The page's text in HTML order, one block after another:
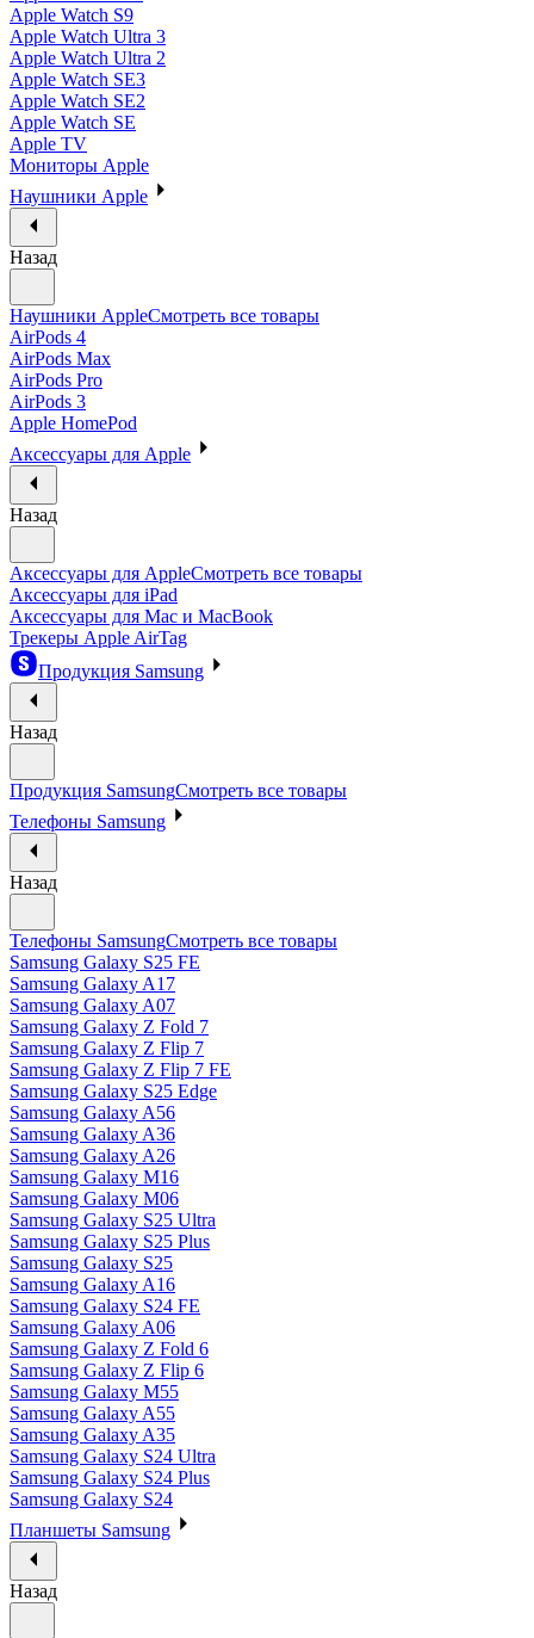
Apple Watch S9
Apple Watch Ultra 3
Apple Watch Ultra 2
Apple Watch SE3
Apple Watch SE2
Apple Watch SE
Apple TV
Мониторы Apple
Наушники Apple
Назад
Наушники AppleСмотреть все товары
AirPods 4
AirPods Max
AirPods Pro
AirPods 3
Apple HomePod
Аксессуары для Apple
Назад
Аксессуары для AppleСмотреть все товары
Аксессуары для iPad
Аксессуары для Mac и MacBook
Трекеры Apple AirTag
Продукция Samsung
Назад
Продукция SamsungСмотреть все товары
Телефоны Samsung
Назад
Телефоны SamsungСмотреть все товары
Samsung Galaxy S25 FE
Samsung Galaxy A17
Samsung Galaxy A07
Samsung Galaxy Z Fold 7
Samsung Galaxy Z Flip 7
Samsung Galaxy Z Flip 7 FE
Samsung Galaxy S25 Edge
Samsung Galaxy A56
Samsung Galaxy A36
Samsung Galaxy A26
Samsung Galaxy M16
Samsung Galaxy M06
Samsung Galaxy S25 Ultra
Samsung Galaxy S25 Plus
Samsung Galaxy S25
Samsung Galaxy A16
Samsung Galaxy S24 FE
Samsung Galaxy A06
Samsung Galaxy Z Fold 6
Samsung Galaxy Z Flip 6
Samsung Galaxy M55
Samsung Galaxy A55
Samsung Galaxy A35
Samsung Galaxy S24 Ultra
Samsung Galaxy S24 Plus
Samsung Galaxy S24
Планшеты Samsung
Назад